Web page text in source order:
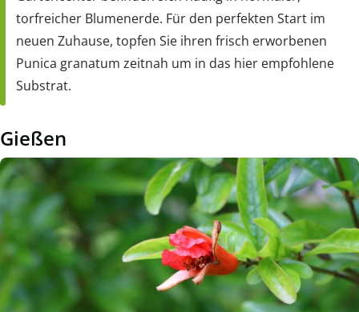
torfreicher Blumenerde. Für den perfekten Start im
neuen Zuhause, topfen Sie ihren frisch erworbenen
Punica granatum zeitnah um in das hier empfohlene
Substrat.
Gießen